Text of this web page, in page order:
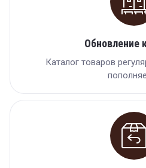
Обновление
Каталог товаров